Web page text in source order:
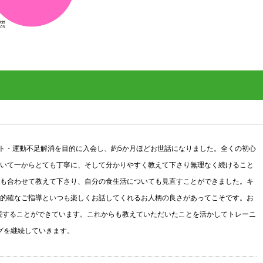
運動不足解消を目的に入会し、約5か月ほどお世話になりました。全くの初心
て一からとても丁寧に、そして分かりやすく教えて下さり無理なく続けること
合わせて教えて下さり、自分の食生活についても見直すことができました。キ
確なご指導といつも楽しくお話してくれるお人柄の良さがあってこそです。お
ることができています。これからも教えていただいたことを活かしてトレーニ
を継続していきます。